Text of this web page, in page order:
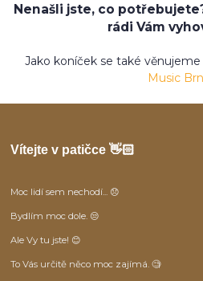
Nenašli jste, co
rádi Vám
Jako koníček se také
Music
Vítejte v patičce 👋🏻
Moc lidí sem nechodí... 😞
Bydlím moc dole. 😒
Ale Vy tu jste! 😊
To Vás určitě něco moc zajímá. 🧐